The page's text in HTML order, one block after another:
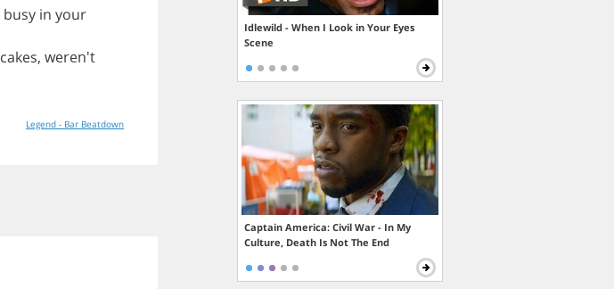
busy in your
cakes, weren't
Legend - Bar Beatdown
Idlewild - When I Look in Your Eyes
Scene
Captain America: Civil War - In My
Culture, Death Is Not The End